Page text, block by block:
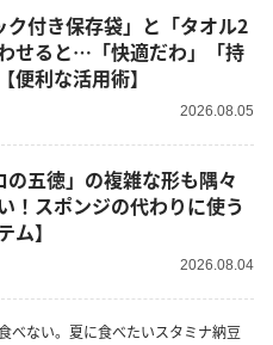
せると…「快適だわ」「持
便利な活用術】
2026.08.05
！スポンジの代わりに使う
ム】
2026.08.04
べない。夏に食べたいスタミナ納豆